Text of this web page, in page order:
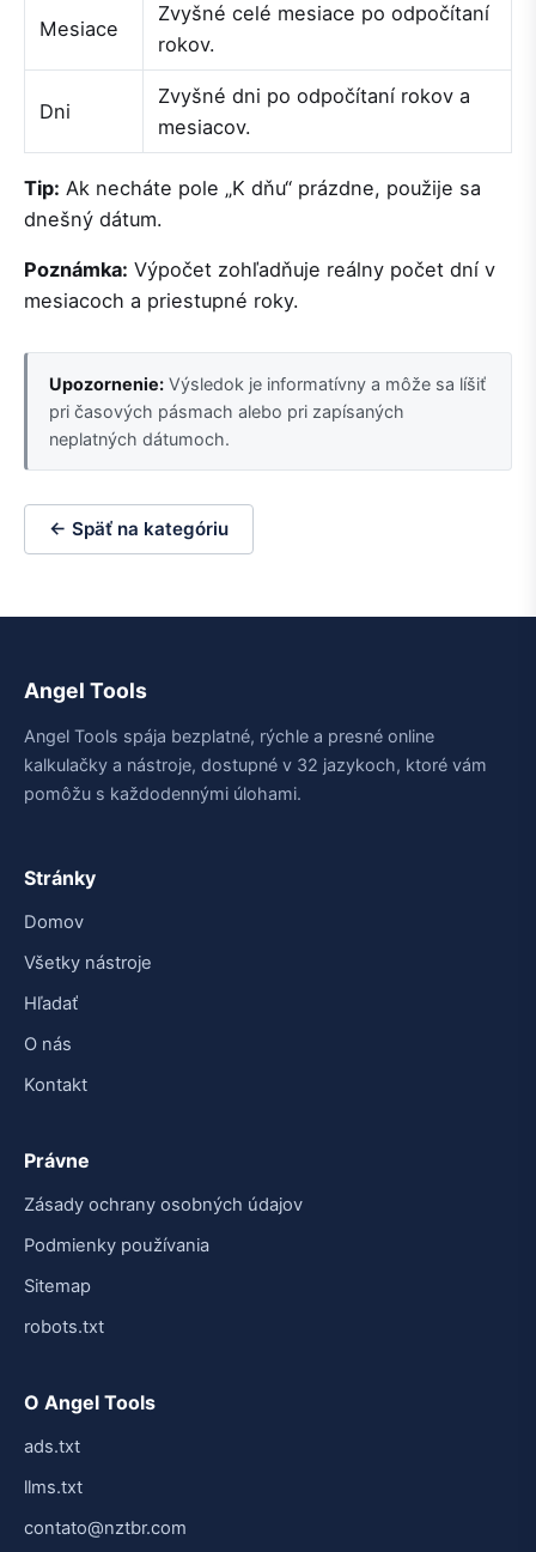
Mesiace
Zvyšné celé mesiace po odpočítaní
rokov.
Dni
Zvyšné dni po odpočítaní rokov a
mesiacov.
Tip: Ak necháte pole „K dňu“ prázdne, použije sa
dnešný dátum.
Poznámka: Výpočet zohľadňuje reálny počet dní v
mesiacoch a priestupné roky.
Upozornenie: Výsledok je informatívny a môže sa líšiť
pri časových pásmach alebo pri zapísaných
neplatných dátumoch.
← Späť na kategóriu
Angel Tools
Angel Tools spája bezplatné, rýchle a presné online
kalkulačky a nástroje, dostupné v 32 jazykoch, ktoré vám
pomôžu s každodennými úlohami.
Stránky
Domov
Všetky nástroje
Hľadať
O nás
Kontakt
Právne
Zásady ochrany osobných údajov
Podmienky používania
Sitemap
robots.txt
O Angel Tools
ads.txt
llms.txt
contato@nztbr.com